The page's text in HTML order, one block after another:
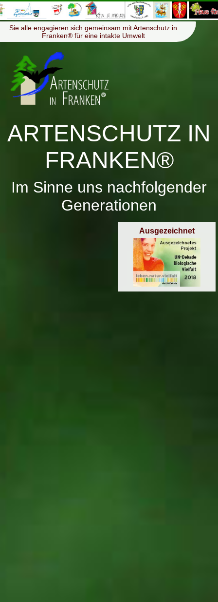
Menü ≡
Sie alle engagieren sich gemeinsam mit Artenschutz in
Franken® für eine intakte Umwelt
ARTENSCHUTZ IN
FRANKEN®
Im Sinne uns nachfolgender
Generationen
Ausgezeichnet